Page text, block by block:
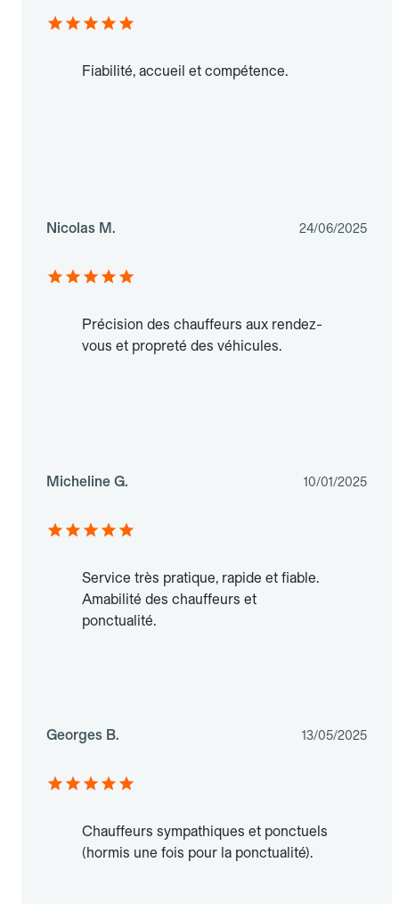
Fiabilité, accueil et compétence.
Nicolas M. 24/06/2025
Précision des chauffeurs aux rendez-
vous et propreté des véhicules.
Micheline G. 10/01/2025
Service très pratique, rapide et fiable.
Amabilité des chauffeurs et
ponctualité.
Georges B. 13/05/2025
Chauffeurs sympathiques et ponctuels
(hormis une fois pour la ponctualité).